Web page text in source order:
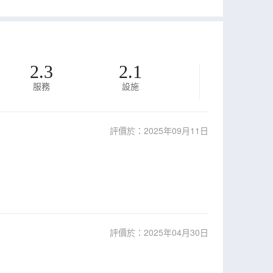
2.3
服務
2.1
設施
評價於：2025年09月11日
評價於：2025年04月30日